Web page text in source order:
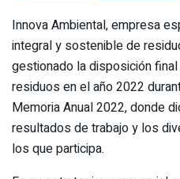
Innova Ambiental, empresa
integral y sostenible de
gestionado la disposición
residuos en el año 2022
Memoria Anual 2022, donde
resultados de trabajo y los
los que participa.